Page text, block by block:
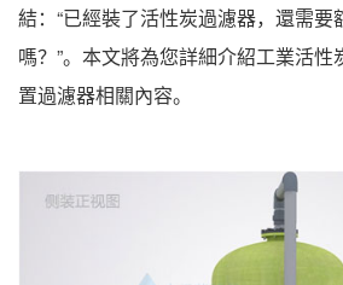
結：“已經裝了活性炭過濾器，還需
嗎？”。本文將為您詳細介紹工業活
置過濾器相關內容。